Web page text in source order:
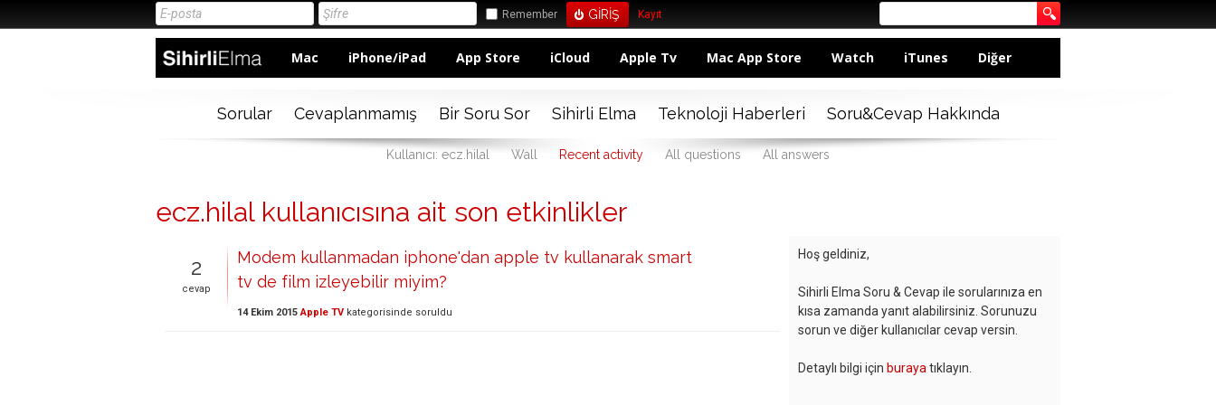
Remember Kayıt
Mac iPhone/iPad App Store iCloud Apple Tv Mac App Store Watch iTunes Diğer
Sorular Cevaplanmamış Bir Soru Sor Sihirli Elma Teknoloji Haberleri Soru&Cevap Hakkında
Kullanıcı: ecz.hilal Wall Recent activity All questions All answers
ecz.hilal kullanıcısına ait son etkinlikler
2
cevap
Modem kullanmadan iphone'dan apple tv kullanarak smart
tv de film izleyebilir miyim?
14 Ekim 2015 Apple TV kategorisinde soruldu
Hoş geldiniz,
Sihirli Elma Soru & Cevap ile sorularınıza en
kısa zamanda yanıt alabilirsiniz. Sorunuzu
sorun ve diğer kullanıcılar cevap versin.
Detaylı bilgi için buraya tıklayın.